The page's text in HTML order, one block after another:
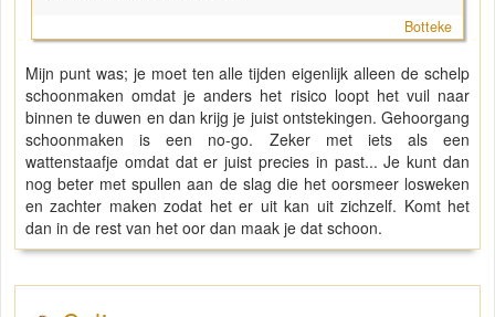
Botteke
Mijn punt was; je moet ten alle tijden eigenlijk alleen de schelp
schoonmaken omdat je anders het risico loopt het vuil naar
binnen te duwen en dan krijg je juist ontstekingen. Gehoorgang
schoonmaken is een no-go. Zeker met iets als een
wattenstaafje omdat dat er juist precies in past... Je kunt dan
nog beter met spullen aan de slag die het oorsmeer losweken
en zachter maken zodat het er uit kan uit zichzelf. Komt het
dan in de rest van het oor dan maak je dat schoon.